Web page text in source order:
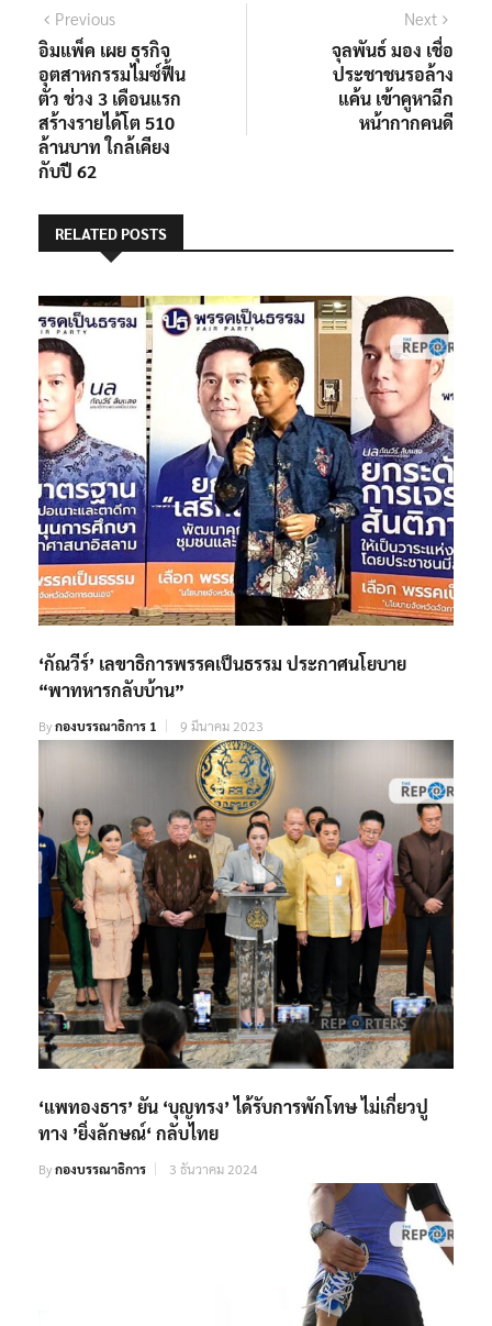
แนะแนว
เรื่อง
PreviousPrevious
post:
อิมแพ็ค เผย ธุรกิจ
อุตสาหกรรมไมซ์ฟื้น
ตัว ช่วง 3 เดือนแรก
สร้างรายได้โต 510
ล้านบาท ใกล้เคียง
กับปี 62
Next
จุลพันธ์ มอง เชื่อ
ประชาชนรอล้าง
แค้น เข้าคูหาฉีก
หน้ากากคนดี
RELATED POSTS
‘กัณวีร์’ เลขาธิการพรรคเป็นธรรม ประกาศนโยบาย
“พาทหารกลับบ้าน”
Byกองบรรณาธิการ 1 9 มีนาคม 2023
‘แพทองธาร’ ยัน ‘บุญทรง’ ได้รับการพักโทษ ไม่เกี่ยวปู
ทาง ’ยิ่งลักษณ์‘ กลับไทย
Byกองบรรณาธิการ 3 ธันวาคม 2024